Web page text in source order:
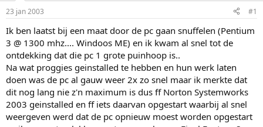
p
s
t
a
r
t
e
r
m
23 jan 2003 #1
Ik ben laatst bij een maat door de pc gaan snuffelen (Pentium
3 @ 1300 mhz.... Windoos ME) en ik kwam al snel tot de
ontdekking dat die pc 1 grote puinhoop is..
Na wat proggies geinstalled te hebben en hun werk laten
doen was de pc al gauw weer 2x zo snel maar ik merkte dat
dit nog lang nie z'n maximum is dus ff Norton Systemworks
2003 geinstalled en ff iets daarvan opgestart waarbij al snel
weergeven werd dat de pc opnieuw moest worden opgestart